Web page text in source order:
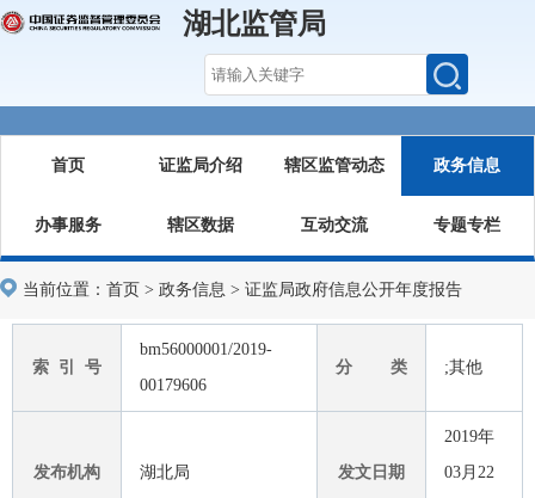
湖北监管局
首页 证监局介绍 辖区监管动态 政务信息
办事服务 辖区数据 互动交流 专题专栏
当前位置： 首页 > 政务信息 > 证监局政府信息公开年度报告
索 引 号
bm56000001/2019-
00179606
分 类 ;其他
发布机构 湖北局 发文日期
2019年
03月22